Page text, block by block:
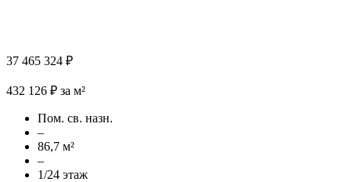
37 465 324 ₽
432 126 ₽ за м²
Пом. св. назн.
–
86,7 м²
–
1/24 этаж